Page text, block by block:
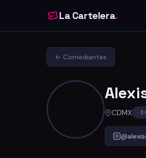
La Cartelera.
← Comediantes
CDMX ·